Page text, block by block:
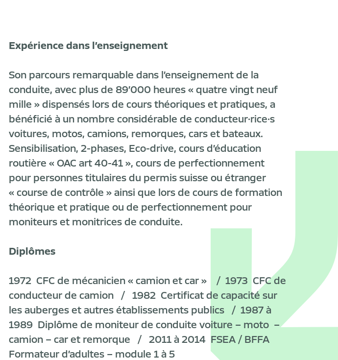
Expérience dans l’enseignement
Son parcours remarquable dans l’enseignement de la
conduite, avec plus de 89’000 heures « quatre vingt neuf
mille » dispensés lors de cours théoriques et pratiques, a
bénéficié à un nombre considérable de conducteur·rice·s
voitures, motos, camions, remorques, cars et bateaux.
Sensibilisation, 2-phases, Eco-drive, cours d’éducation
routière « OAC art 40-41 », cours de perfectionnement
pour personnes titulaires du permis suisse ou étranger
« course de contrôle » ainsi que lors de cours de formation
théorique et pratique ou de perfectionnement pour
moniteurs et monitrices de conduite.
Diplômes
1972 CFC de mécanicien « camion et car » / 1973 CFC de
conducteur de camion / 1982 Certificat de capacité sur
les auberges et autres établissements publics / 1987 à
1989 Diplôme de moniteur de conduite voiture – moto –
camion – car et remorque / 2011 à 2014 FSEA / BFFA
Formateur d’adultes – module 1 à 5